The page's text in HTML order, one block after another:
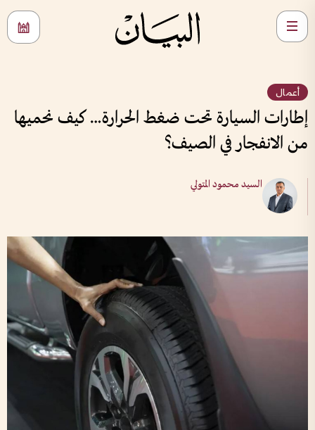
أعمال
إطارات السيارة تحت ضغط الحرارة… كيف نحميها
من الانفجار في الصيف؟
السيد محمود المتولي